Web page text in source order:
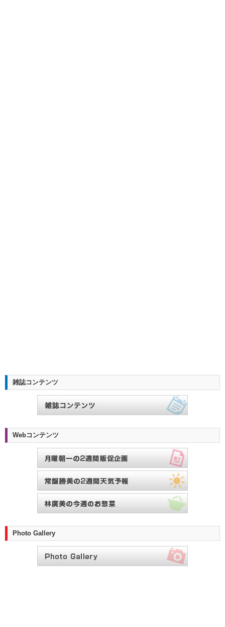
雑誌コンテンツ
Webコンテンツ
Photo Gallery